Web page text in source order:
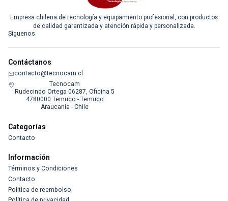
Empresa chilena de tecnología y equipamiento profesional, con productos
de calidad garantizada y atención rápida y personalizada.
Síguenos
Contáctanos
contacto@tecnocam.cl
Tecnocam
Rudecindo Ortega 06287, Oficina 5
4780000 Temuco - Temuco
Araucanía - Chile
Categorías
Contacto
Información
Términos y Condiciones
Contacto
Política de reembolso